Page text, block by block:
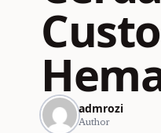
admrozi
Author